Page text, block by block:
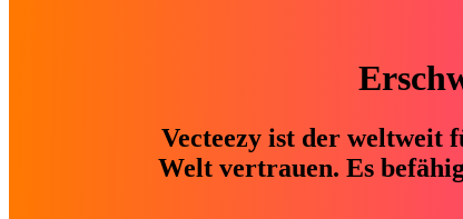
Vecteezy ist der weltweit
Welt vertrauen. Es